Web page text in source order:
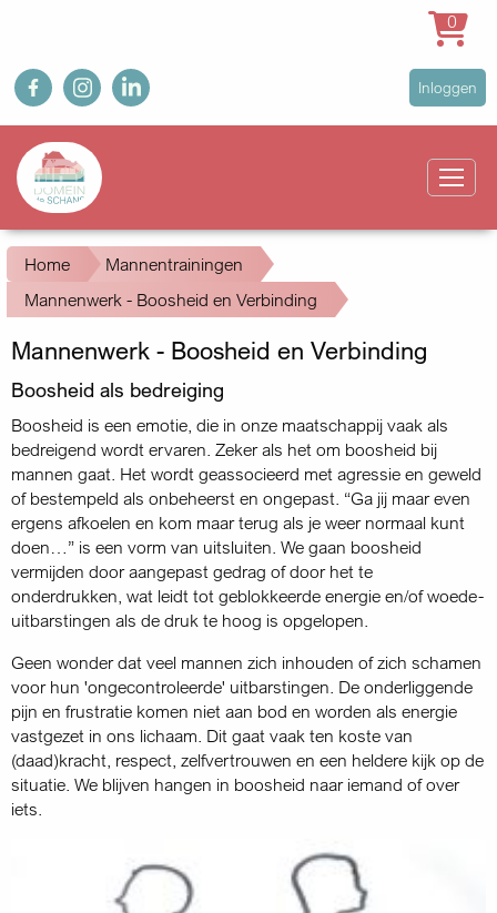
Overslaan
en
naar
inhoud
gaan
fb ig in
User
account
Inloggen
Main
navigation
0
Kruimelpad
Home
Mannentrainingen
Mannenwerk - Boosheid en Verbinding
Mannenwerk - Boosheid en Verbinding
Boosheid als bedreiging
Boosheid is een emotie, die in onze maatschappij vaak als
bedreigend wordt ervaren. Zeker als het om boosheid bij
mannen gaat. Het wordt geassocieerd met agressie en geweld
of bestempeld als onbeheerst en ongepast. “Ga jij maar even
ergens afkoelen en kom maar terug als je weer normaal kunt
doen…” is een vorm van uitsluiten. We gaan boosheid
vermijden door aangepast gedrag of door het te
onderdrukken, wat leidt tot geblokkeerde energie en/of woede-
uitbarstingen als de druk te hoog is opgelopen.
Geen wonder dat veel mannen zich inhouden of zich schamen
voor hun 'ongecontroleerde' uitbarstingen. De onderliggende
pijn en frustratie komen niet aan bod en worden als energie
vastgezet in ons lichaam. Dit gaat vaak ten koste van
(daad)kracht, respect, zelfvertrouwen en een heldere kijk op de
situatie. We blijven hangen in boosheid naar iemand of over
iets.